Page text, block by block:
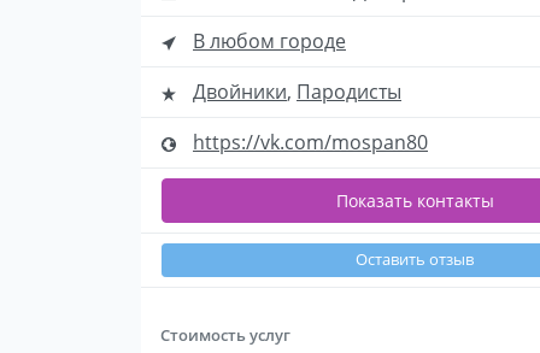
В любом городе
Двойники, Пародисты
https://vk.com/mospan80
Показать контакты
Оставить отзыв
Стоимость услуг